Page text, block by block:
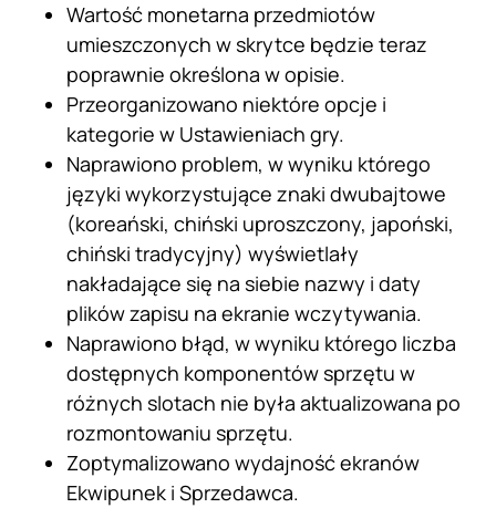
Wartość monetarna przedmiotów
umieszczonych w skrytce będzie teraz
poprawnie określona w opisie.
Przeorganizowano niektóre opcje i
kategorie w Ustawieniach gry.
Naprawiono problem, w wyniku którego
języki wykorzystujące znaki dwubajtowe
(koreański, chiński uproszczony, japoński,
chiński tradycyjny) wyświetlały
nakładające się na siebie nazwy i daty
plików zapisu na ekranie wczytywania.
Naprawiono błąd, w wyniku którego liczba
dostępnych komponentów sprzętu w
różnych slotach nie była aktualizowana po
rozmontowaniu sprzętu.
Zoptymalizowano wydajność ekranów
Ekwipunek i Sprzedawca.